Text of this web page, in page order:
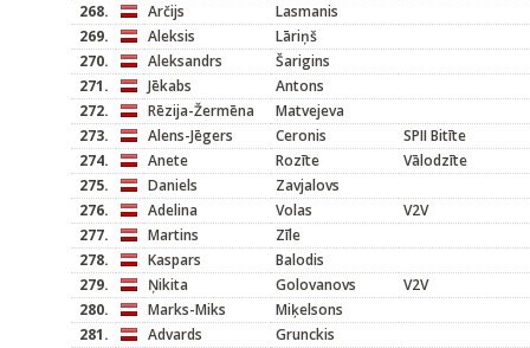
268.
Arčijs
Lasmanis
269.
Aleksis
Lāriņš
270.
Aleksandrs
Šarigins
271.
Jēkabs
Antons
272.
Rēzija-Žermēna
Matvejeva
273.
Alens-Jēgers Ceronis
SPII Bitīte
274.
Anete Rozīte
Vālodzīte
275.
Daniels
Zavjalovs
276.
Adelina Volas
V2V
277.
Martins
Zīle
278.
Kaspars
Balodis
279.
Ņikita Golovanovs
V2V
280.
Marks-Miks
Miķelsons
281.
Advards
Grunckis